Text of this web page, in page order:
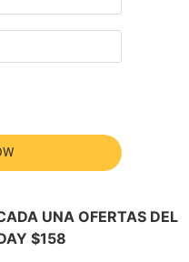
UNA OFERTAS DEL
$158